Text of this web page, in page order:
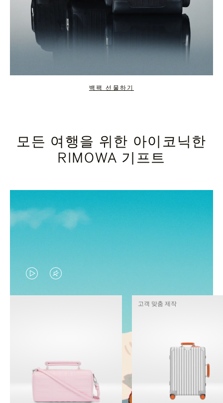
백팩 선물하기
모든 여행을 위한 아이코닉한
RIMOWA 기프트
VIDEO
IS
TO
PAUSE
VIDEO
IS
TO
UNMUTE
고객 맞춤 제작